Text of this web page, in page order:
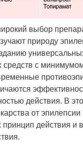
выбор
природу
средств с
действия. В
от эпилепсии
принцип действия и